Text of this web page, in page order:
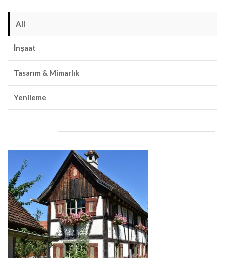
All
İnşaat
Tasarım & Mimarlık
Yenileme